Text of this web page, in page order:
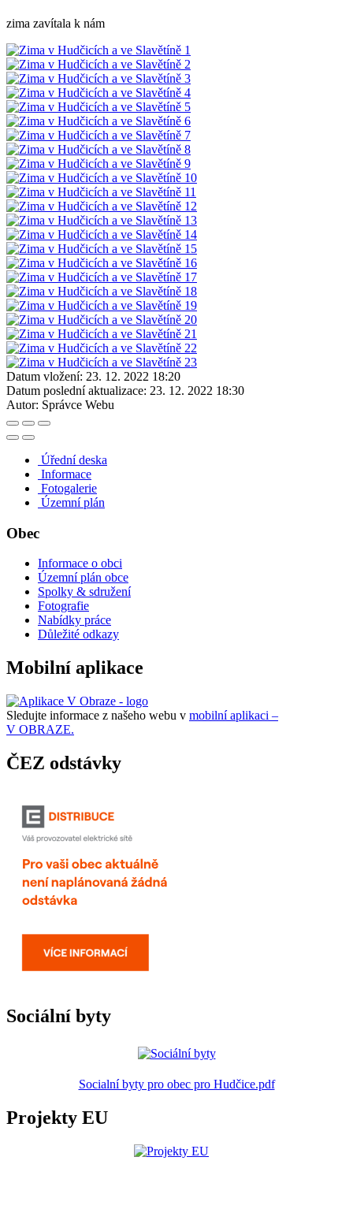
zima zavítala k nám
Datum vložení: 23. 12. 2022 18:20
Datum poslední aktualizace: 23. 12. 2022 18:30
Autor: Správce Webu
Úřední deska
Informace
Fotogalerie
Územní plán
Obec
Informace o obci
Územní plán obce
Spolky & sdružení
Fotografie
Nabídky práce
Důležité odkazy
Mobilní aplikace
Sledujte informace z našeho webu v mobilní aplikaci –
V OBRAZE.
ČEZ odstávky
Sociální byty
Socialní byty pro obec pro Hudčice.pdf
Projekty EU